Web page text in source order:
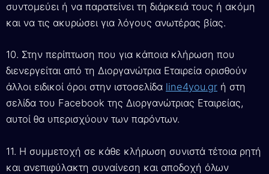
συντομεύει ή να παρατείνει τη διάρκειά τους ή ακόμη
και να τις ακυρώσει για λόγους ανωτέρας βίας.
10. Στην περίπτωση που για κάποια κλήρωση που
διενεργείται από τη Διοργανώτρια Εταιρεία ορισθούν
άλλοι ειδικοί όροι στην ιστοσελίδα line4you.gr ή στη
σελίδα του Facebook της Διοργανώτριας Εταιρείας,
αυτοί θα υπερισχύουν των παρόντων.
11. Η συμμετοχή σε κάθε κλήρωση συνιστά τέτοια ρητή
και ανεπιφύλακτη συναίνεση και αποδοχή όλων